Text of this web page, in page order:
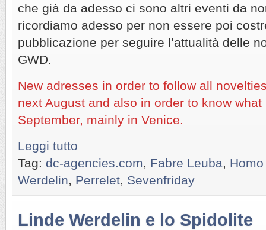
che già da adesso ci sono altri eventi da
ricordiamo adesso per non essere poi
pubblicazione per seguire l’attualità delle
GWD.
New adresses in order to follow all
next August and also in order to know
September, mainly in Venice.
Leggi tutto
Tag: dc-agencies.com Fabre Leuba
Werdelin
Perrelet Sevenfriday
Linde Werdelin e lo Spidolite